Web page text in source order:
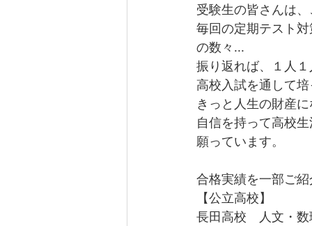
受験生の皆さんは
毎回の定期テスト
の数々...
振り返れば、１人
高校入試を通して
きっと人生の財産
自信を持って高校
願っています。
合格実績を一部ご
【公立高校】
長田高校　人文・